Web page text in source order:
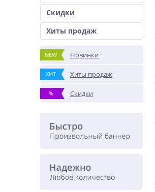
Скидки
Хиты продаж
NEW Новинки
ХИТ Хиты продаж
% Скидки